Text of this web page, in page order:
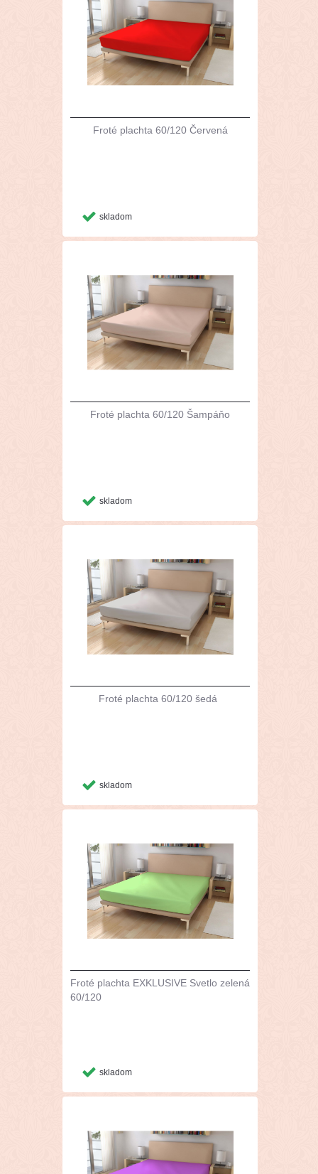
Froté plachta 60/120 Červená
skladom
Froté plachta 60/120 Šampáňo
skladom
Froté plachta 60/120 šedá
skladom
Froté plachta EXKLUSIVE Svetlo zelená
60/120
skladom